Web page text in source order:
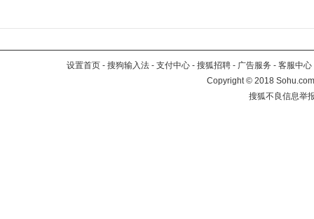
设置首页 - 搜狗输入法 - 支付中心 - 搜狐招聘 - 广告服务 - 客服中心
Copyright©2018
搜狐不良信息举